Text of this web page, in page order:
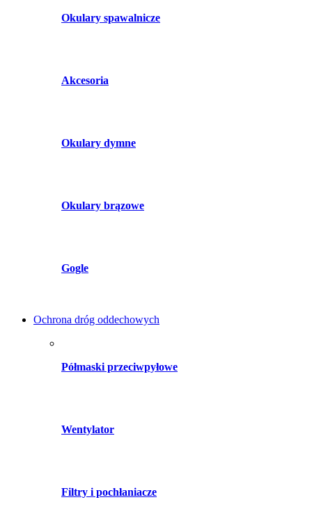
Okulary spawalnicze
Akcesoria
Okulary dymne
Okulary brązowe
Gogle
Ochrona dróg oddechowych
Półmaski przeciwpyłowe
Wentylator
Filtry i pochłaniacze